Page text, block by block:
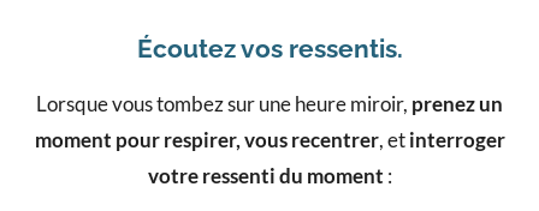
Écoutez vos ressentis.
Lorsque vous tombez sur une heure miroir, prenez un
moment pour respirer, vous recentrer, et interroger
votre ressenti du moment :